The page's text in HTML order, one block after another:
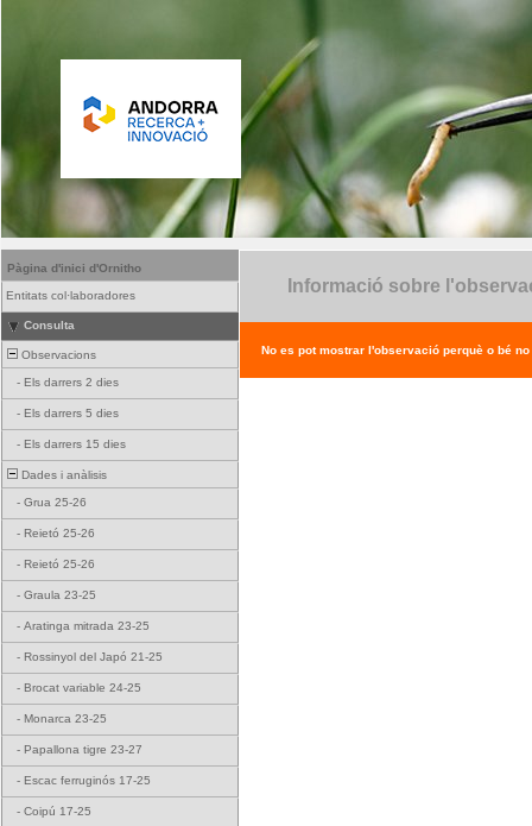
Pàgina d'inici d'Ornitho
Entitats col·laboradores
Consulta
Observacions
- Els darrers 2 dies
- Els darrers 5 dies
- Els darrers 15 dies
Dades i anàlisis
- Grua 25-26
- Reietó 25-26
- Reietó 25-26
- Graula 23-25
- Aratinga mitrada 23-25
- Rossinyol del Japó 21-25
- Brocat variable 24-25
- Monarca 23-25
- Papallona tigre 23-27
- Escac ferruginós 17-25
- Coipú 17-25
Informació sobre
No es pot mostrar l'observació perquè o bé